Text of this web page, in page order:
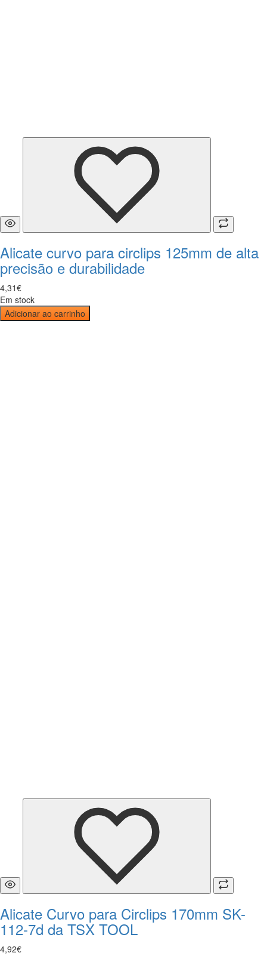
Alicate curvo para circlips 125mm de alta
precisão e durabilidade
4,31€
Em stock
Adicionar ao carrinho
Alicate Curvo para Circlips 170mm SK-
112-7d da TSX TOOL
4,92€